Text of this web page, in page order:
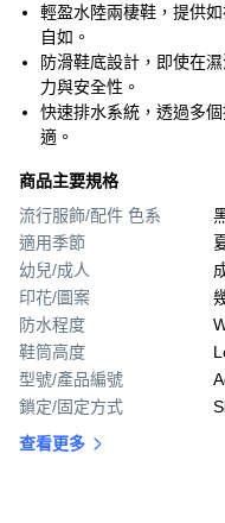
輕盈水陸兩棲鞋，提供
自如。
防滑鞋底設計，即使在
力與安全性。
快速排水系統，透過多
適。
商品主要規格
流行服飾/配件 色系
適用季節
幼兒/成人
印花/圖案
防水程度
鞋筒高度
型號/產品編號
鎖定/固定方式
查看更多